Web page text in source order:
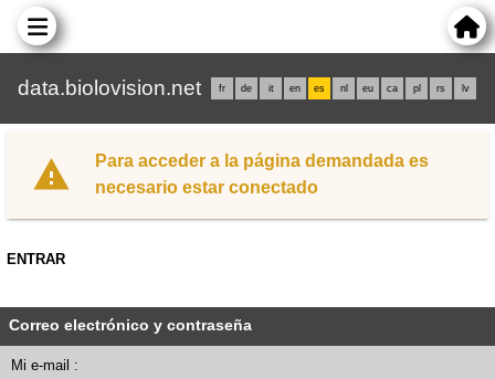
data.biolovision.net fr de it en es nl eu ca pl rs lv
Para acceder a la página demandada es
necesario estar conectado
ENTRAR
Correo electrónico y contraseña
Mi e-mail :